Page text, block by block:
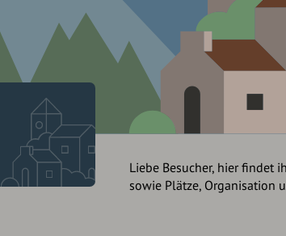
Liebe Besucher, hier findet
sowie Plätze, Organisation